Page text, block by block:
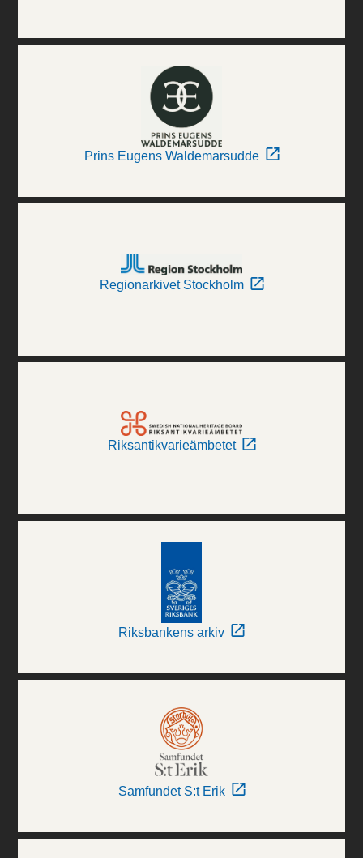
Prins Eugens Waldemarsudde
Regionarkivet Stockholm
Riksantikvarieämbetet
Riksbankens arkiv
Samfundet S:t Erik